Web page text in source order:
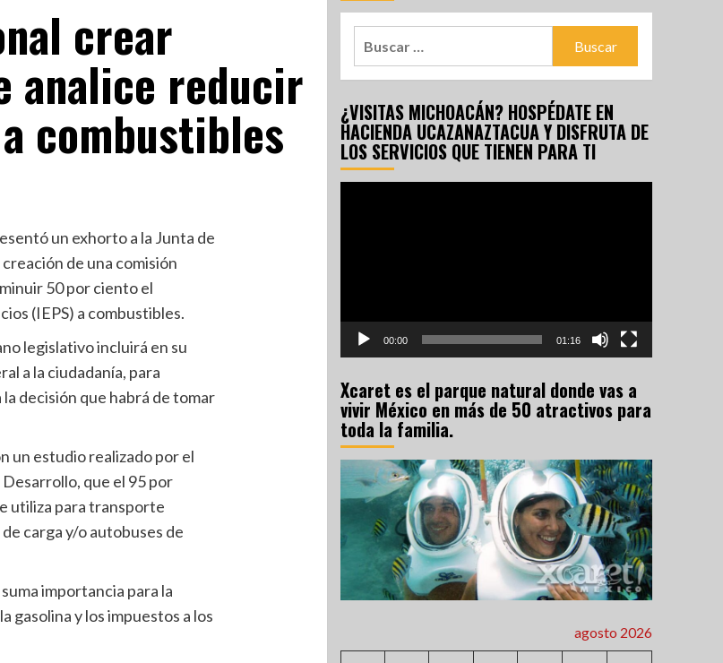
crear
analice reducir
combustibles
un exhorto a la Junta de
de una comisión
50 por ciento el
(IEPS) a combustibles.
legislativo incluirá en su
a la ciudadanía, para
decisión que habrá de tomar
un estudio realizado por el
que el 95 por
utiliza para transporte
carga y/o autobuses de
importancia para la
gasolina y los impuestos a los
¿VISITAS MICHOACÁN? HOSPÉDATE EN
HACIENDA UCAZANAZTACUA Y DISFRUTA DE
LOS SERVICIOS QUE TIENEN PARA TI
00:00 01:16
Xcaret es el parque natural donde vas a
vivir México en más de 50 atractivos para
toda la familia.
agosto 2026